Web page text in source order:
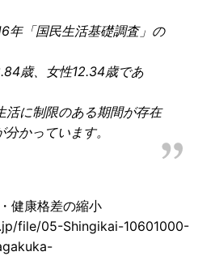
年「国民生活基礎調査」の
歳、女性12.34歳であ
活に制限のある期間が存在
かっています。
健康格差の縮小
file/05-Shingikai-10601000-